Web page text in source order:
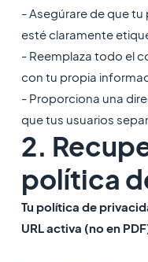
- Asegúrare de que
esté claramente
- Reemplaza todo el
con tu propia
- Proporciona una
que tus usuarios
2.
política
Tu política de
URL activa (no en